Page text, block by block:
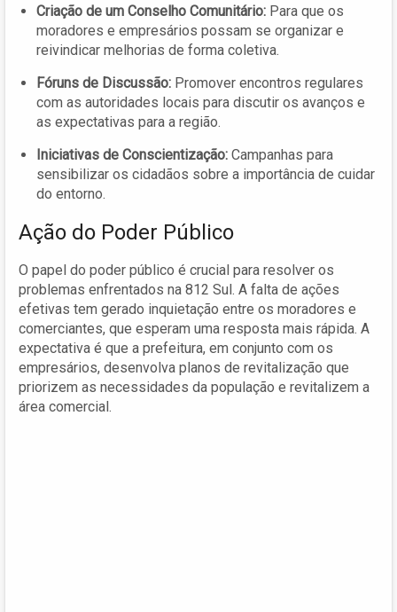
Criação de um Conselho Comunitário: Para que os
moradores e empresários possam se organizar e
reivindicar melhorias de forma coletiva.
Fóruns de Discussão: Promover encontros regulares
com as autoridades locais para discutir os avanços e
as expectativas para a região.
Iniciativas de Conscientização: Campanhas para
sensibilizar os cidadãos sobre a importância de cuidar
do entorno.
Ação do Poder Público
O papel do poder público é crucial para resolver os
problemas enfrentados na 812 Sul. A falta de ações
efetivas tem gerado inquietação entre os moradores e
comerciantes, que esperam uma resposta mais rápida. A
expectativa é que a prefeitura, em conjunto com os
empresários, desenvolva planos de revitalização que
priorizem as necessidades da população e revitalizem a
área comercial.